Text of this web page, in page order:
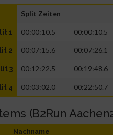
Split Zeiten
1 00:00:10.5 00:00:10.5
2 00:07:15.6 00:07:26.1
3 00:12:22.5 00:19:48.6
4 00:03:02.0 00:22:50.7
(B2Run
Nachname